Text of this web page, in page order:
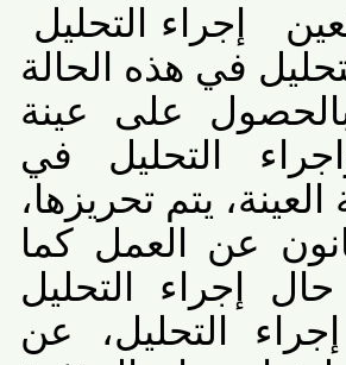
إجراء التحليل
في هذه الحالة
على عينة
التحليل في
يتم تحريزها،
عن العمل كما
إجراء التحليل
التحليل، عن